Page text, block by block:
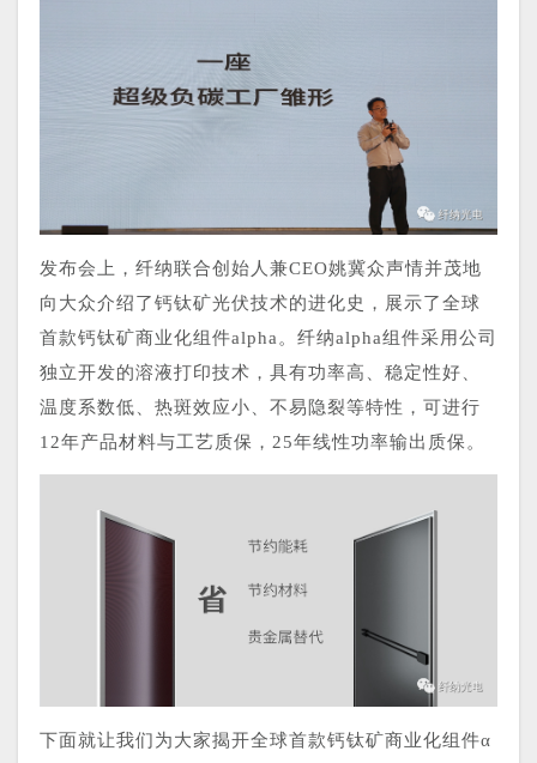
发布会上，纤纳联合创始人兼CEO姚冀众声情并茂地
向大众介绍了钙钛矿光伏技术的进化史，展示了全球
首款钙钛矿商业化组件alpha。纤纳alpha组件采用公司
独立开发的溶液打印技术，具有功率高、稳定性好、
温度系数低、热斑效应小、不易隐裂等特性，可进行
12年产品材料与工艺质保，25年线性功率输出质保。
下面就让我们为大家揭开全球首款钙钛矿商业化组件α